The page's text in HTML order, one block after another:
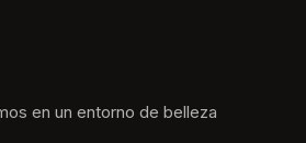
en un entorno de belleza